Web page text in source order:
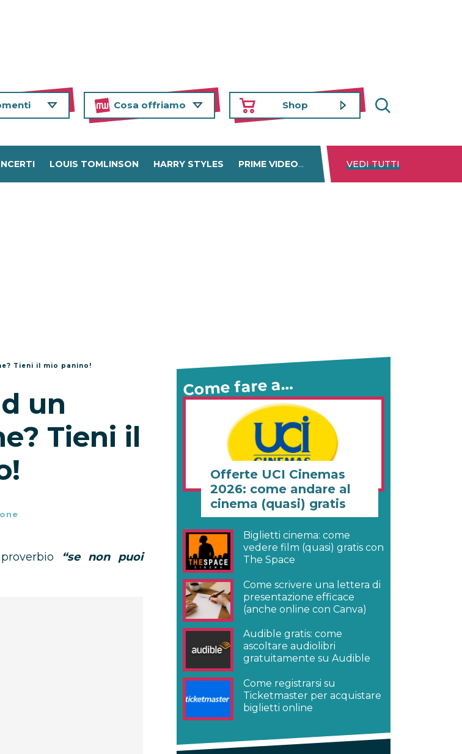
Cosa offriamo Shop
LOUIS TOMLINSON HARRY STYLES PRIME VIDEO DISNEY+ NETFLIX
VEDI TUTTI
Tieni il mio panino!
un
Tieni il
“se non puoi
Come fare a…
Offerte UCI Cinemas
2026: come andare al
cinema (quasi) gratis
Biglietti cinema: come
vedere film (quasi) gratis con
The Space
Come scrivere una lettera di
presentazione efficace
(anche online con Canva)
Audible gratis: come
ascoltare audiolibri
gratuitamente su Audible
Come registrarsi su
Ticketmaster per acquistare
biglietti online